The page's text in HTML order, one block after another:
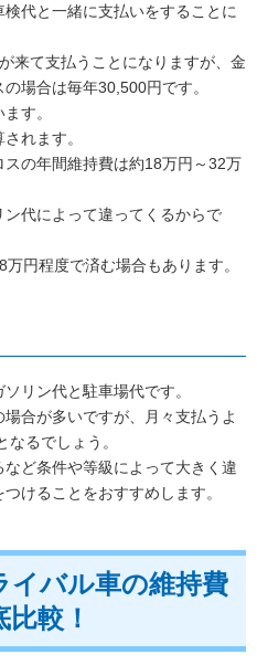
代と一緒に支払いをすることに
来て支払うことになりますが、金
場合は毎年30,500円です。
す。
れます。
の年間維持費は約18万円～32万
代によって違ってくるからで
円程度で済む場合もあります。
リン代と駐車場代です。
合が多いですが、月々支払うよ
るでしょう。
ど条件や等級によって大きく違
けることをおすすめします。
イバル車の維持費
較！